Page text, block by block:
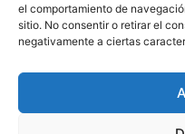
el comportamiento de
sitio. No consentir o retirar el
negativamente a ciertas
CONTACTA CON